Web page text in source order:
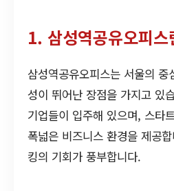
1. 삼성역공유오피스
삼성역공유오피스는 서울의
성이 뛰어난 장점을 가지고 있
기업들이 입주해 있으며, 스타
폭넓은 비즈니스 환경을 제공
킹의 기회가 풍부합니다.